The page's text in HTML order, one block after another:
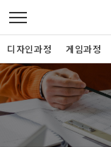
디자인정규과정
디자인단과과정
디자인과정 게임과정